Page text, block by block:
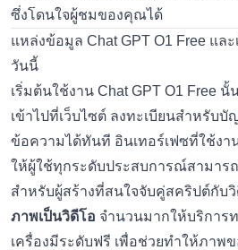
ซึ่งโดนใจผู้ชมของคุณได้
แหล่งข้อมูล Chat GPT O1 Free แล
วันนี้
เริ่มต้นใช้งาน Chat GPT O1 Free นั้
เข้าไปที่เว็บไซต์ ลงทะเบียนสำหรับบั
ข้อความได้ทันที อินเทอร์เฟซที่ใช้ง
ให้ผู้ใช้ทุกระดับประสบการณ์สามาร
สำหรับผู้สร้างที่สนใจจับคู่สคริปต์กับ
ภาพเป็นวิดีโอ จำนวนมากให้บริการ
เครื่องมีระดับฟรี เพื่อช่วยทำให้ภาพ